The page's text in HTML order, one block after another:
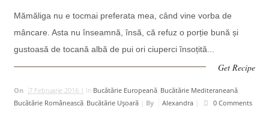
Mămăliga nu e tocmai preferata mea, când vine vorba de
mâncare. Asta nu înseamnă, însă, că refuz o porție bună și
gustoasă de tocană albă de pui ori ciuperci însoțită...
Get Recipe
On 7 Februarie 2016 | In Bucătărie Europeană, Bucătărie Mediteraneană,
Bucătărie Românească, Bucătărie Uşoară| By Alexandra| 0 Comments